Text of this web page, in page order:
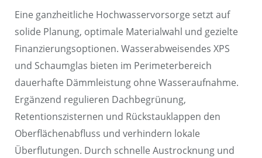
Eine ganzheitliche Hochwasservorsorge setzt auf
solide Planung, optimale Materialwahl und gezielte
Finanzierungsoptionen. Wasserabweisendes XPS
und Schaumglas bieten im Perimeterbereich
dauerhafte Dämmleistung ohne Wasseraufnahme.
Ergänzend regulieren Dachbegrünung,
Retentionszisternen und Rückstauklappen den
Oberflächenabfluss und verhindern lokale
Überflutungen. Durch schnelle Austrocknung und